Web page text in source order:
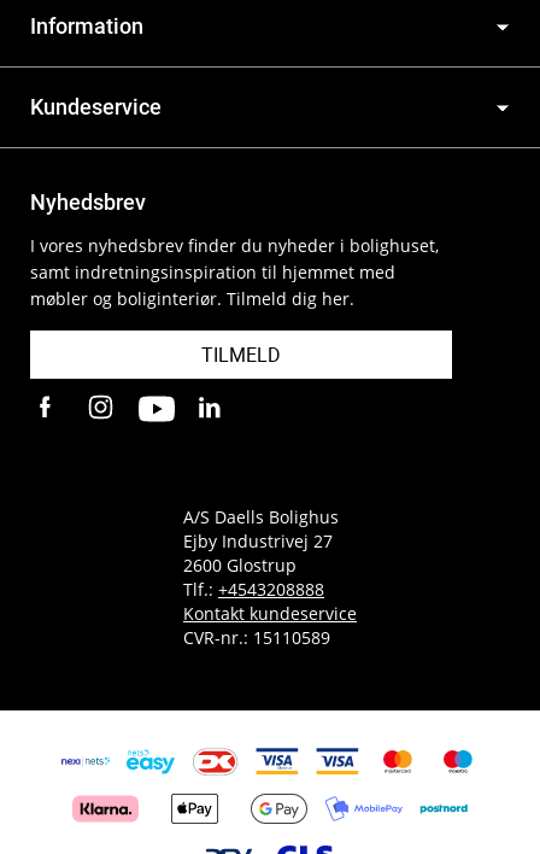
Information
Kundeservice
Nyhedsbrev
I vores nyhedsbrev finder du nyheder i bolighuset,
samt indretningsinspiration til hjemmet med
møbler og boliginteriør. Tilmeld dig her.
TILMELD
A/S Daells Bolighus
Ejby Industrivej 27
2600 Glostrup
Tlf.: +4543208888
Kontakt kundeservice
CVR-nr.: 15110589